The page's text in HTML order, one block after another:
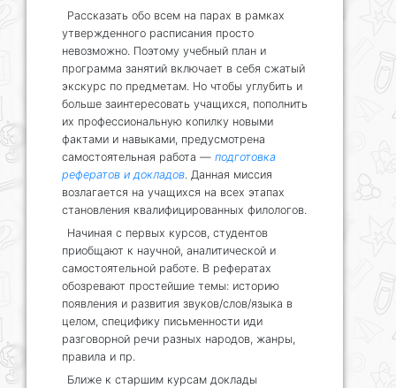
Рассказать обо всем на парах в рамках
утвержденного расписания просто
невозможно. Поэтому учебный план и
программа занятий включает в себя сжатый
экскурс по предметам. Но чтобы углубить и
больше заинтересовать учащихся, пополнить
их профессиональную копилку новыми
фактами и навыками, предусмотрена
самостоятельная работа — подготовка
рефератов и докладов. Данная миссия
возлагается на учащихся на всех этапах
становления квалифицированных филологов.
Начиная с первых курсов, студентов
приобщают к научной, аналитической и
самостоятельной работе. В рефератах
обозревают простейшие темы: историю
появления и развития звуков/слов/языка в
целом, специфику письменности иди
разговорной речи разных народов, жанры,
правила и пр.
Ближе к старшим курсам доклады